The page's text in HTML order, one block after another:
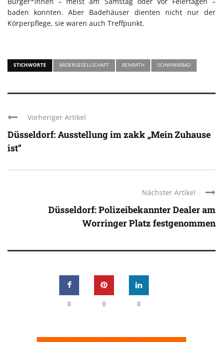
baden konnten. Aber Badehäuser dienten nicht nur der
Körperpflege, sie waren auch Treffpunkt.
STICHWORTE BÄDERGESELLSCHAFT BENRATH SCHWIMMBAD
Vorheriger Artikel
Düsseldorf: Ausstellung im zakk „Mein Zuhause
ist“
Nächster Artikel
Düsseldorf: Polizeibekannter Dealer am
Worringer Platz festgenommen
0 0 0